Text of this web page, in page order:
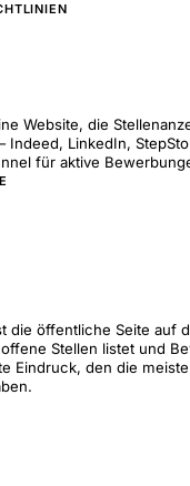
Website, die
LinkedIn,
für aktive
die öffentliche Seite auf
Stellen listet und
Eindruck, den die